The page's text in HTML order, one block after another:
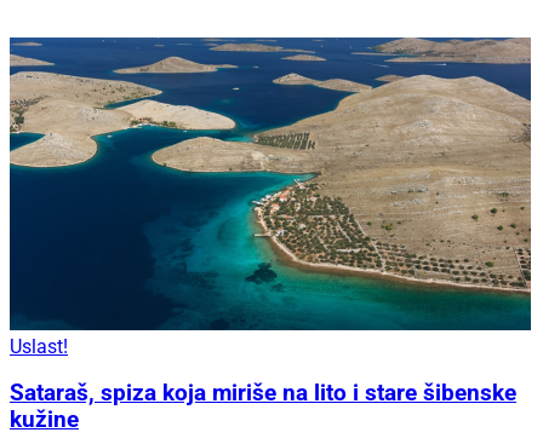
Uslast!
Sataraš, spiza koja miriše na lito i stare šibenske
kužine